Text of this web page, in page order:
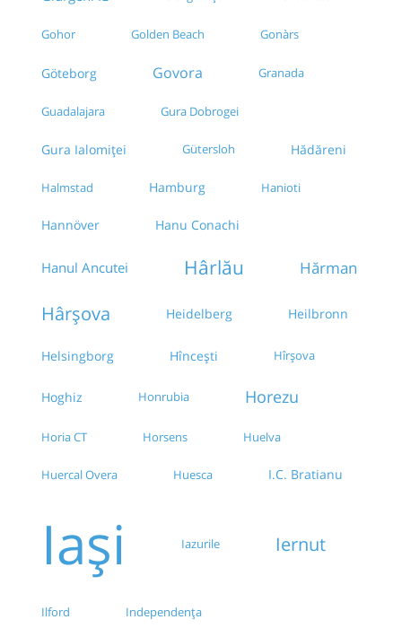
Gohor Golden Beach Gonàrs
Göteborg Govora Granada
Guadalajara Gura Dobrogei
Gura Ialomiței Gütersloh Hădăreni
Halmstad Hamburg Hanioti
Hannöver Hanu Conachi
Hanul Ancutei Hârlău Hărman
Hârșova Heidelberg Heilbronn
Helsingborg Hîncești Hîrșova
Hoghiz Honrubia Horezu
Horia CT Horsens Huelva
Huercal Overa Huesca I.C. Bratianu
Iași Iazurile Iernut
Ilford Independența